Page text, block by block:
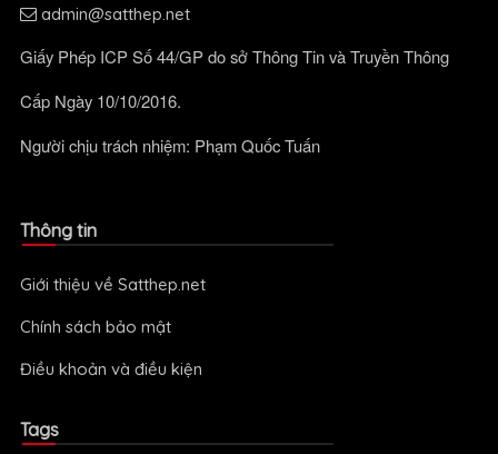
admin@satthep.net
Giấy Phép ICP Số 44/GP do sở Thông Tin và Truyền Thông
Cấp Ngày 10/10/2016.
Người chịu trách nhiệm: Phạm Quốc Tuấn
Thông tin
Giới thiệu về Satthep.net
Chính sách bảo mật
Điều khoản và điều kiện
Tags